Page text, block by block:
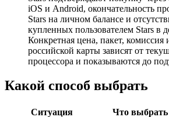
iOS и Android, окончательность
Stars на личном балансе и
купленных пользователем Stars в
Конкретная цена, пакет, комиссия
российской карты зависят от
процессора и показываются до
Какой способ выбрать
Ситуация Что выбрать